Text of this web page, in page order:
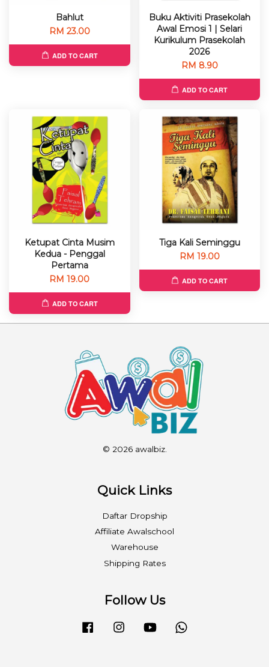
Bahlut
RM 23.00
ADD TO CART
Buku Aktiviti Prasekolah
Awal Emosi 1 | Selari
Kurikulum Prasekolah
2026
RM 8.90
ADD TO CART
Ketupat Cinta Musim
Kedua - Penggal
Pertama
RM 19.00
ADD TO CART
Tiga Kali Seminggu
RM 19.00
ADD TO CART
© 2026 awalbiz.
Quick Links
Daftar Dropship
Affiliate Awalschool
Warehouse
Shipping Rates
Follow Us
FacebookInstagramYouTube